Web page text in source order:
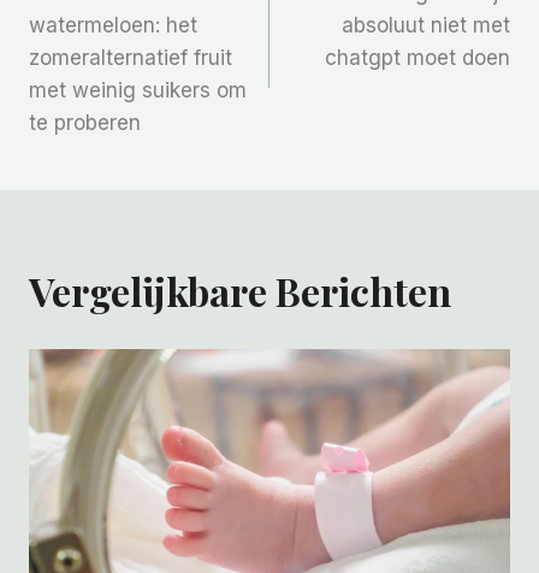
Navigatie
watermeloen: het
zomeralternatief fruit
met weinig suikers om
te proberen
absoluut niet met
chatgpt moet doen
Vergelijkbare Berichten